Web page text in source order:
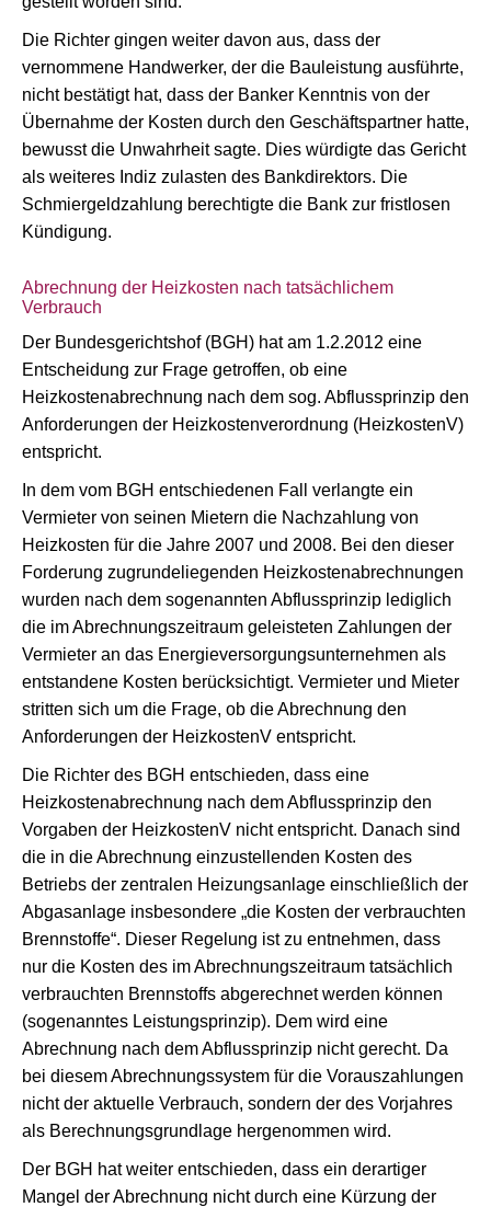
Die Richter gingen weiter davon aus, dass der
vernommene Handwerker, der die Bauleistung ausführte,
nicht bestätigt hat, dass der Banker Kenntnis von der
Übernahme der Kosten durch den Geschäftspartner hatte,
bewusst die Unwahrheit sagte. Dies würdigte das Gericht
als weiteres Indiz zulasten des Bankdirektors. Die
Schmiergeldzahlung berechtigte die Bank zur fristlosen
Kündigung.
Abrechnung der Heizkosten nach tatsächlichem
Verbrauch
Der Bundesgerichtshof (BGH) hat am 1.2.2012 eine
Entscheidung zur Frage getroffen, ob eine
Heizkostenabrechnung nach dem sog. Abflussprinzip den
Anforderungen der Heizkostenverordnung (HeizkostenV)
entspricht.
In dem vom BGH entschiedenen Fall verlangte ein
Vermieter von seinen Mietern die Nachzahlung von
Heizkosten für die Jahre 2007 und 2008. Bei den dieser
Forderung zugrundeliegenden Heizkostenabrechnungen
wurden nach dem sogenannten Abflussprinzip lediglich
die im Abrechnungszeitraum geleisteten Zahlungen der
Vermieter an das Energieversorgungsunternehmen als
entstandene Kosten berücksichtigt. Vermieter und Mieter
stritten sich um die Frage, ob die Abrechnung den
Anforderungen der HeizkostenV entspricht.
Die Richter des BGH entschieden, dass eine
Heizkostenabrechnung nach dem Abflussprinzip den
Vorgaben der HeizkostenV nicht entspricht. Danach sind
die in die Abrechnung einzustellenden Kosten des
Betriebs der zentralen Heizungsanlage einschließlich der
Abgasanlage insbesondere „die Kosten der verbrauchten
Brennstoffe“. Dieser Regelung ist zu entnehmen, dass
nur die Kosten des im Abrechnungszeitraum tatsächlich
verbrauchten Brennstoffs abgerechnet werden können
(sogenanntes Leistungsprinzip). Dem wird eine
Abrechnung nach dem Abflussprinzip nicht gerecht. Da
bei diesem Abrechnungssystem für die Vorauszahlungen
nicht der aktuelle Verbrauch, sondern der des Vorjahres
als Berechnungsgrundlage hergenommen wird.
Der BGH hat weiter entschieden, dass ein derartiger
Mangel der Abrechnung nicht durch eine Kürzung der